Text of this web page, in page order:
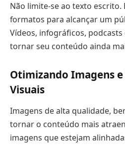
Não limite-se ao texto
formatos para alcançar um
Vídeos, infográficos,
tornar seu conteúdo ainda
Otimizando Imagens
Visuais
Imagens de alta qualidade,
tornar o conteúdo mais
imagens que estejam